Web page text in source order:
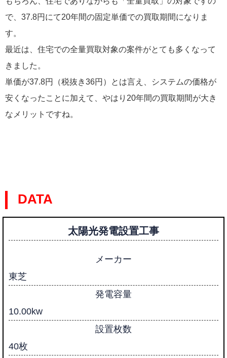
で、37.8円にて20年間の固定単価での買取期間になりま
す。
最近は、住宅での全量買取対象の案件がとても多くなって
きました。
単価が37.8円（税抜き36円）とは言え、システムの価格が
安くなったことに加えて、やはり20年間の買取期間が大き
なメリットですね。
DATA
太陽光発電設置工事
メーカー
東芝
発電容量
10.00kw
設置枚数
40枚